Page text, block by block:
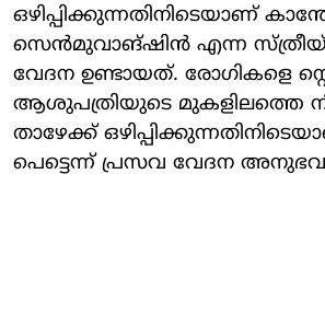
ഒഴിപ്പിക്കുന്നതിനിടെയാണ്
സെന്‍മുവാങ്ഷിന്‍ എന്ന
വേദന ഉണ്ടായത്. രോഗികളെ
ആശുപത്രിയുടെ മുകളിലത്തെ
താഴേക്ക്
പെട്ടെന്ന് പ്രസവ വേദന